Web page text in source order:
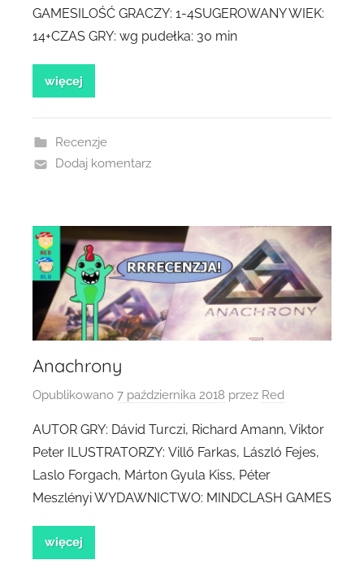
GAMESILOŚĆ GRACZY: 1-4SUGEROWANY WIEK:
14+CZAS GRY: wg pudełka: 30 min
więcej
Recenzje
Dodaj komentarz
Anachrony
Opublikowano 7 października 2018 przez Red
AUTOR GRY: Dávid Turczi, Richard Amann, Viktor
Peter ILUSTRATORZY: Villő Farkas, László Fejes,
Laslo Forgach, Márton Gyula Kiss, Péter
Meszlényi WYDAWNICTWO: MINDCLASH GAMES
więcej